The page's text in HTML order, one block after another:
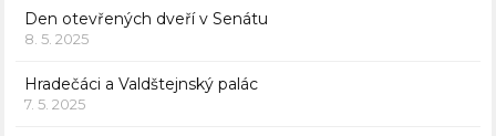
Den otevřených dveří v Senátu
8. 5. 2025
Hradečáci a Valdštejnský palác
7. 5. 2025